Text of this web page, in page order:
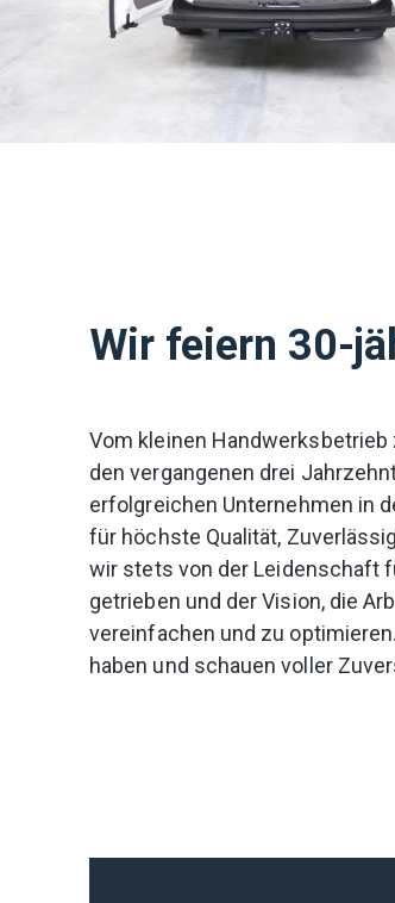
Wir feiern 30-
Vom kleinen
den vergangenen drei
erfolgreichen Unternehmen in
für höchste Qualität,
wir stets von der Leidenschaft
getrieben und der Vision, die
vereinfachen und zu
haben und schauen voller